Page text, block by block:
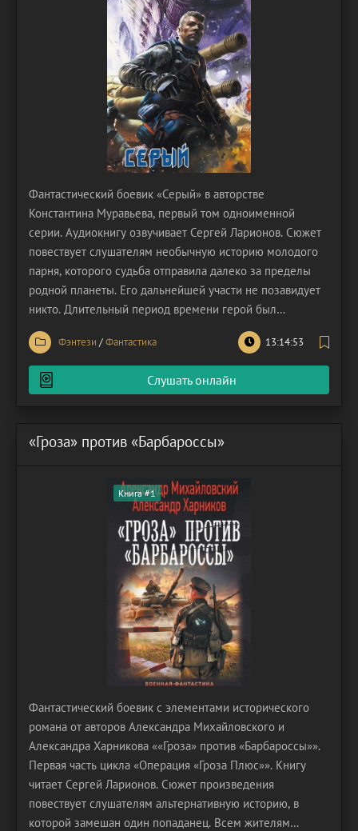
Фантастический боевик «Серый» в авторстве
Константина Муравьева, первый том одноименной
серии. Аудиокнигу озвучивает Сергей Ларионов. Сюжет
повествует слушателям необычную историю молодого
парня, которого судьба отправила далеко за пределы
родной планеты. Его дальнейшей участи не позавидует
никто. Длительный период времени герой был
бесправным рабом, которого все воспринимали за
безмозглую биомассу. После он побывал в роли
подопытного образца, на котором проводились
всяческие эксперименты.
Фэнтези /Фантастика 13:14:53
Слушать онлайн
«Гроза» против «Барбароссы»
Книга #1
Фантастический боевик с элементами исторического
романа от авторов Александра Михайловского и
Александра Харникова ««Гроза» против «Барбароссы»».
Первая часть цикла «Операция «Гроза Плюс»». Книгу
читает Сергей Ларионов. Сюжет произведения
повествует слушателям альтернативную историю, в
которой замешан один попаданец. Всем жителям